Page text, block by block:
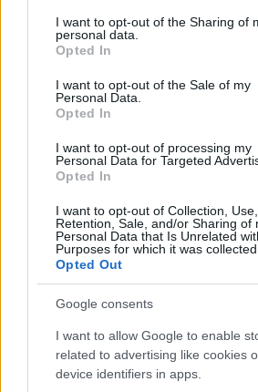
not limited to your visit or usage
grant or deny consent to Google and
use your data for below specified
consent section.
I want to opt-out of the Sharing of
personal data.
Opted In
I want to opt-out of the Sale of my
Personal Data.
Opted In
I want to opt-out of processing my
Personal Data for Targeted
Opted In
I want to opt-out of Collection, Use,
Retention, Sale, and/or Sharing of
Personal Data that Is Unrelated
Purposes for which it was collected.
Opted Out
Google consents
I want to allow Google to enable
related to advertising like cookies
device identifiers in apps.
felhasználta az
évre elegendő
HÍRLEVÉL
E-mail cím
szabályzatot!
FELIRATKOZÁS